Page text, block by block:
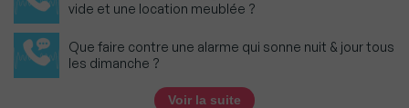
vide et une location meublée ?
Que faire contre une alarme qui sonne nuit & jour tous
les dimanche ?
Voir la suite